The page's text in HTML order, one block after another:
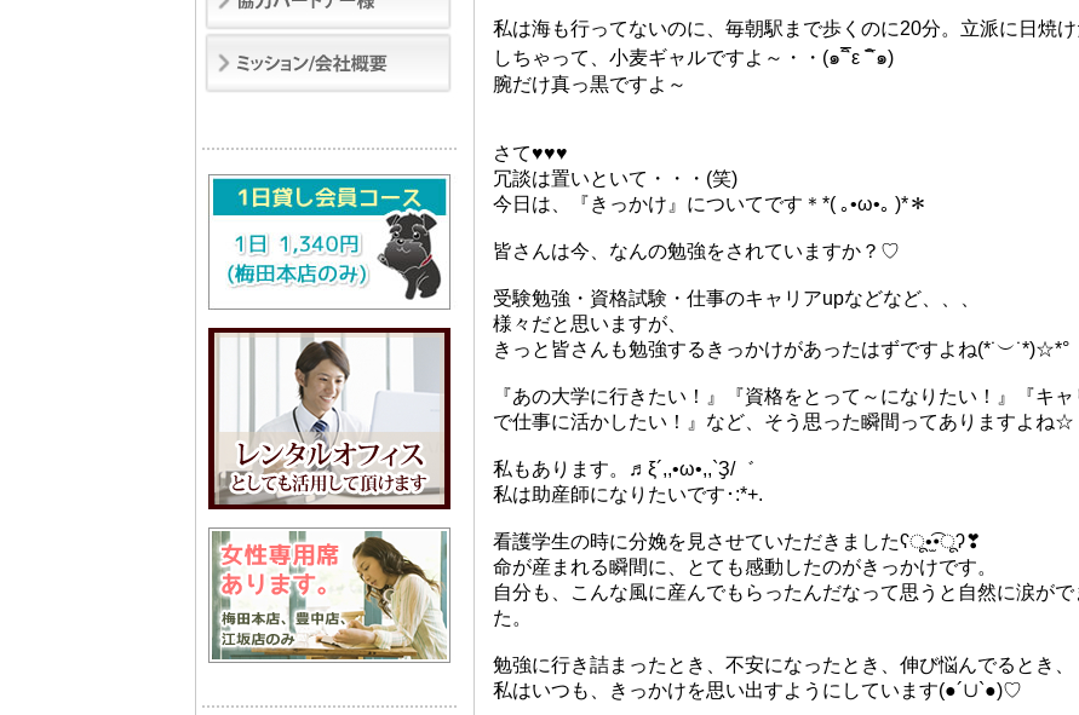
私は海も行ってないのに、毎朝駅まで歩くのに20分。立派に日焼
しちゃって、小麦ギャルですよ～・・(๑¯ิε ¯ิ๑)
腕だけ真っ黒ですよ～
さて♥♥♥
冗談は置いといて・・・(笑)
今日は、『きっかけ』についてです＊*( ｡•ω•｡ )*＊
皆さんは今、なんの勉強をされていますか？♡
受験勉強・資格試験・仕事のキャリアupなどなど、、、
様々だと思いますが、
きっと皆さんも勉強するきっかけがあったはずですよね(*˙︶˙*)☆*°
『あの大学に行きたい！』『資格をとって～になりたい！』『キ
で仕事に活かしたい！』など、そう思った瞬間ってありますよね☆
私もあります。♬ξ´,,•ω•,,`Ҙ/゛
私は助産師になりたいです･:*+.
看護学生の時に分娩を見させていただきましたʕू•̫͡•ूʔ❣
命が産まれる瞬間に、とても感動したのがきっかけです。
自分も、こんな風に産んでもらったんだなって思うと自然に涙がで
た。
勉強に行き詰まったとき、不安になったとき、伸び悩んでるとき、
私はいつも、きっかけを思い出すようにしています(●´∪`●)♡